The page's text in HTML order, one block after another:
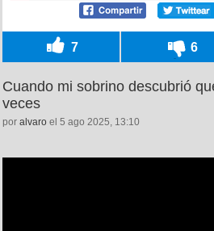
7 6
Cuando mi sobrino descubrió
veces
por alvaro el 5 ago 2025, 13:10